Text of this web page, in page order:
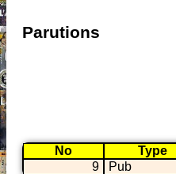
Parutions
No Type
9
Pub